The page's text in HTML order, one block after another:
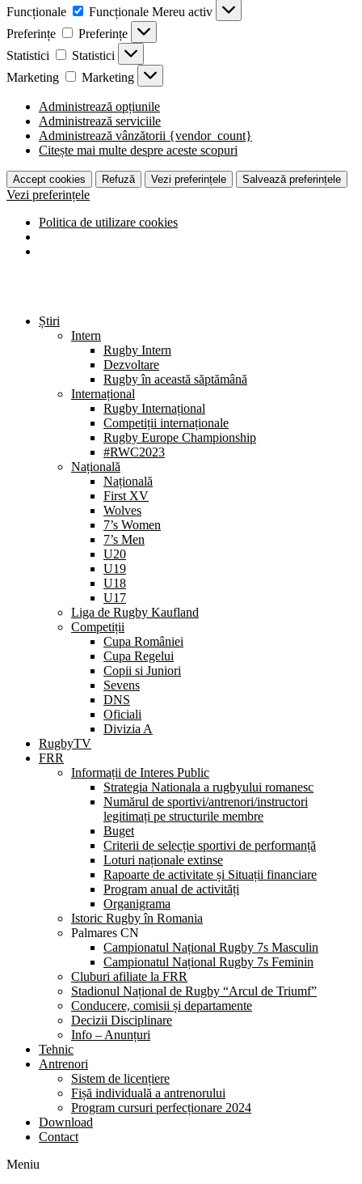
Funcționale
Funcționale Mereu activ
Preferințe
Preferințe
Statistici
Statistici
Marketing
Marketing
Administrează opțiunile
Administrează serviciile
Administrează vânzătorii {vendor_count}
Citește mai multe despre aceste scopuri
Accept cookies Refuză Vezi preferințele Salvează preferințele
Vezi preferințele
Politica de utilizare cookies
Știri
Intern
Rugby Intern
Dezvoltare
Rugby în această săptămână
Internațional
Rugby Internațional
Competiții internaționale
Rugby Europe Championship
#RWC2023
Națională
Națională
First XV
Wolves
7’s Women
7’s Men
U20
U19
U18
U17
Liga de Rugby Kaufland
Competiții
Cupa României
Cupa Regelui
Copii si Juniori
Sevens
DNS
Oficiali
Divizia A
RugbyTV
FRR
Informații de Interes Public
Strategia Nationala a rugbyului romanesc
Numărul de sportivi/antrenori/instructori
legitimați pe structurile membre
Buget
Criterii de selecție sportivi de performanță
Loturi naționale extinse
Rapoarte de activitate și Situații financiare
Program anual de activități
Organigrama
Istoric Rugby în Romania
Palmares CN
Campionatul Național Rugby 7s Masculin
Campionatul Național Rugby 7s Feminin
Cluburi afiliate la FRR
Stadionul Național de Rugby “Arcul de Triumf”
Conducere, comisii și departamente
Decizii Disciplinare
Info – Anunțuri
Tehnic
Antrenori
Sistem de licențiere
Fișă individuală a antrenorului
Program cursuri perfecționare 2024
Download
Contact
Meniu